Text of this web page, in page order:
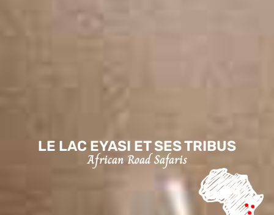
LE LAC EYASI ET SES TRIBUS
African Road Safaris